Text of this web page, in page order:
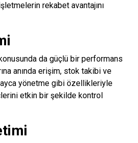
rekabet avantajını
da güçlü bir performans
anında erişim, stok takibi ve
yönetme gibi özellikleriyle
etkin bir şekilde kontrol